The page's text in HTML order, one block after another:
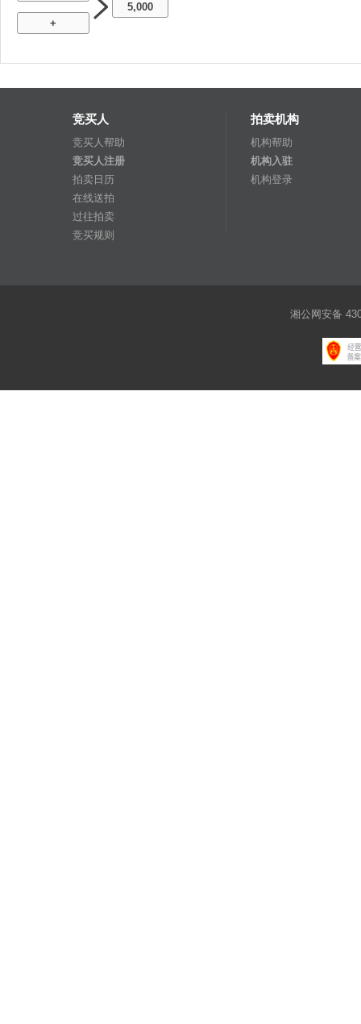
5,000
+
竞买人
竞买人帮助
竞买人注册
拍卖日历
在线送拍
过往拍卖
竞买规则
拍卖机构
机构帮助
机构入驻
机构登录
湘公网安备